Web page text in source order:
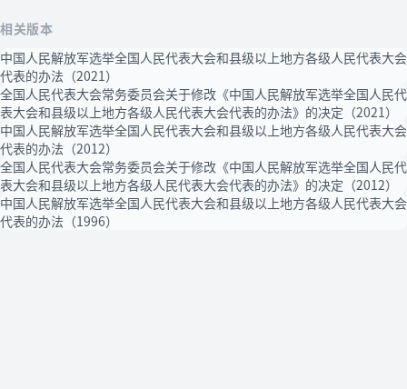
相关版本
中国人民解放军选举全国人民代表大会和县级以上地方各级人民代表大会
代表的办法（2021）
全国人民代表大会常务委员会关于修改《中国人民解放军选举全国人民代
表大会和县级以上地方各级人民代表大会代表的办法》的决定（2021）
中国人民解放军选举全国人民代表大会和县级以上地方各级人民代表大会
代表的办法（2012）
全国人民代表大会常务委员会关于修改《中国人民解放军选举全国人民代
表大会和县级以上地方各级人民代表大会代表的办法》的决定（2012）
中国人民解放军选举全国人民代表大会和县级以上地方各级人民代表大会
代表的办法（1996）